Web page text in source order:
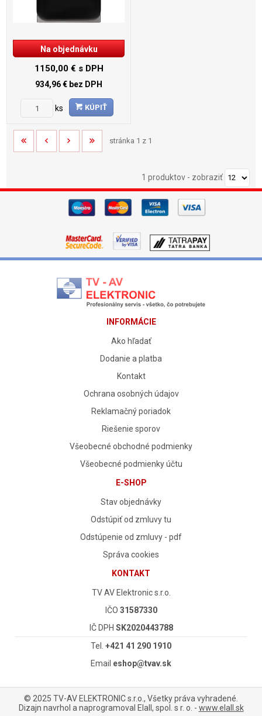
Na objednávku
1150,00 € s DPH
934,96 € bez DPH
ks KÚPIŤ
stránka 1 z 1
1 produktov- zobraziť
INFORMÁCIE
Ako hľadať
Dodanie a platba
Kontakt
Ochrana osobných údajov
Reklamačný poriadok
Riešenie sporov
Všeobecné obchodné podmienky
Všeobecné podmienky účtu
E-SHOP
Stav objednávky
Odstúpiť od zmluvy tu
Odstúpenie od zmluvy - pdf
Správa cookies
KONTAKT
TV AV Elektronic s.r.o.
IČO 31587330
IČ DPH SK2020443788
Tel. +421 41 290 1910
Email eshop@tvav.sk
© 2025 TV-AV ELEKTRONIC s.r.o., Všetky práva vyhradené.
Dizajn navrhol a naprogramoval Elall, spol. s r. o. - www.elall.sk